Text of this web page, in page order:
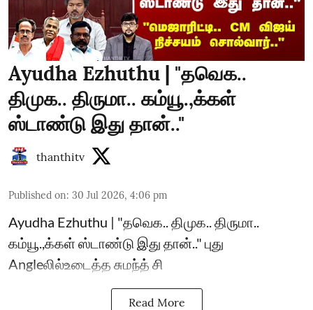
Ayudha Ezhuthu | "தவெக..
திமுக.. திருமா.. கம்யூ.,க்கள்
ஸ்டாண்டு இது தான்.."
thanthitv
Published on: 30 Jul 2026, 4:06 pm
Ayudha Ezhuthu | "தவெக.. திமுக.. திருமா..
கம்யூ.,க்கள் ஸ்டாண்டு இது தான்.." புது
Angleலில்உடைத்த சுமந்த் சி
Read More